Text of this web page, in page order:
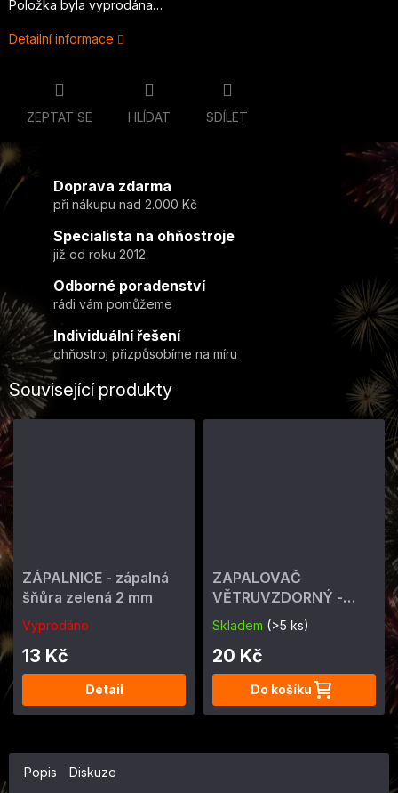
Položka byla vyprodána…
Detailní informace
ZEPTAT SE HLÍDAT SDÍLET
Doprava zdarma
při nákupu nad 2.000 Kč
Specialista na ohňostroje
již od roku 2012
Odborné poradenství
rádi vám pomůžeme
Individuální řešení
ohňostroj přizpůsobíme na míru
Související produkty
ZÁPALNICE - zápalná
šňůra zelená 2 mm
Vyprodáno
13 Kč
Detail
ZAPALOVAČ
VĚTRUVZDORNÝ -
ohňostrojný 4 min
Skladem (>5 ks)
20 Kč
Do košíku
Popis Diskuze